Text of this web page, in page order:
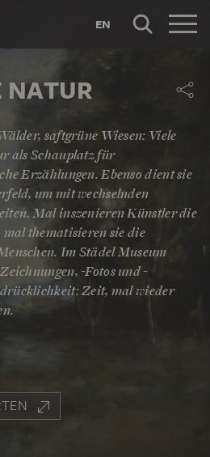
EN
NATUR
saftgrüne Wiesen: Viele
als Schauplatz für
Erzählungen. Ebenso dient sie
um mit wechselnden
Mal inszenieren Künstler die
thematisieren sie die
Im Städel Museum
-Fotos und -
Zeit, mal wieder